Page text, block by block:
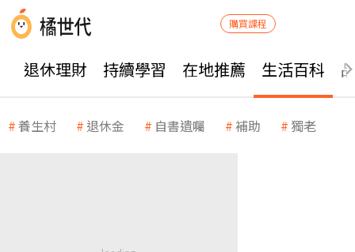
購買課程
退休理財 持續學習 在地推薦 生活百科
養生村 退休金 自書遺囑 補助 獨老